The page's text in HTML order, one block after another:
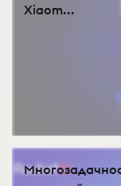
Xiaom...